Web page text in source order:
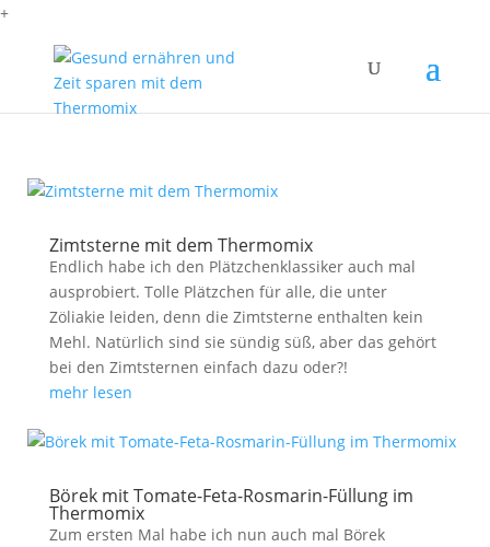
+
Zimtsterne mit dem Thermomix
Endlich habe ich den Plätzchenklassiker auch mal
ausprobiert. Tolle Plätzchen für alle, die unter
Zöliakie leiden, denn die Zimtsterne enthalten kein
Mehl. Natürlich sind sie sündig süß, aber das gehört
bei den Zimtsternen einfach dazu oder?!
mehr lesen
Börek mit Tomate-Feta-Rosmarin-Füllung im
Thermomix
Zum ersten Mal habe ich nun auch mal Börek